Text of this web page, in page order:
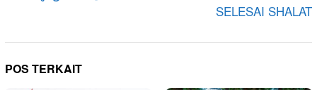
SELESAI SHALAT
POS TERKAIT